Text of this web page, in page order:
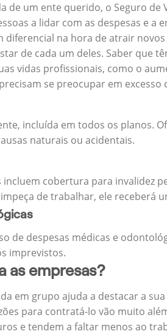
de um ente querido, o Seguro
a lidar com as despesas e a
diferencial na hora de atrair
de cada um deles. Saber que
vidas profissionais, como o
se preocupar em excesso
incluída em todos os planos.
naturais ou acidentais.
cobertura para invalidez
de trabalhar, ele receberá
de despesas médicas e
imprevistos.
as empresas?
em grupo ajuda a destacar a
para contratá-lo vão muito
e tendem a faltar menos ao